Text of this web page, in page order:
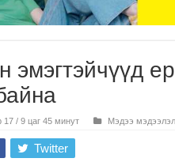
17 / 9 цаг 45 минут Мэдээ мэдээлэл
Twitter